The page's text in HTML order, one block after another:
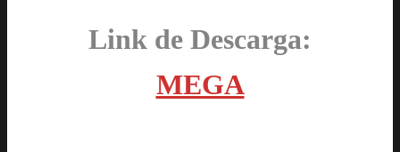
Link de Descarga:
MEGA